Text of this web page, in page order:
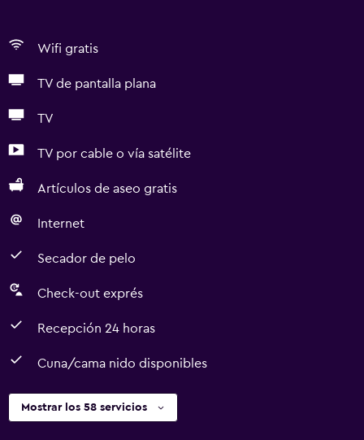
Wifi gratis
TV de pantalla plana
TV
TV por cable o vía satélite
Artículos de aseo gratis
Internet
Secador de pelo
Check-out exprés
Recepción 24 horas
Cuna/cama nido disponibles
Mostrar los 58 servicios